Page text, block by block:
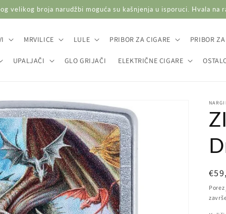
velikog broja narudžbi moguća su kašnjenja u isporuci. Hvala na
MRVILICE LULE PRIBOR ZA CIGARE PRIBOR
UPALJAČI GLO GRIJAČI ELEKTRIČNE CIGARE